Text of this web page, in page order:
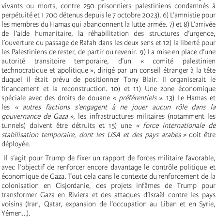
vivants ou morts, contre 250 prisonniers palestiniens condamnés à
perpétuité et 1 700 détenus depuis le 7 octobre 2023). 6) L’amnistie pour
les membres du Hamas qui abandonnent la lutte armée. 7) et 8) L’arrivée
de l’aide humanitaire, la réhabilitation des structures d’urgence,
l’ouverture du passage de Rafah dans les deux sens et 12) la liberté pour
les Palestiniens de rester, de partir ou revenir. 9) La mise en place d’une
autorité transitoire temporaire, d’un « comité palestinien
technocratique et apolitique », dirigé par un conseil étranger à la tête
duquel il était prévu de positionner Tony Blair. Il organiserait le
financement et la reconstruction. 10) et 11) Une zone économique
spéciale avec des droits de douane « préférentiels ». 13) Le Hamas et
les « autres factions s’engagent à ne jouer aucun rôle dans la
gouvernance de Gaza », les infrastructures militaires (notamment les
tunnels) doivent être détruits et 15) une « force internationale de
stabilisation temporaire, dont les USA et des pays arabes »doit être
déployée.
Il s’agit pour Trump de fixer un rapport de forces militaire favorable,
avec l’objectif de renforcer encore davantage le contrôle politique et
économique de Gaza. Tout cela dans le contexte du renforcement de la
colonisation en Cisjordanie, des projets infâmes de Trump pour
transformer Gaza en Riviera et des attaques d’Israël contre les pays
voisins (Iran, Qatar, expansion de l’occupation au Liban et en Syrie,
Yémen…).